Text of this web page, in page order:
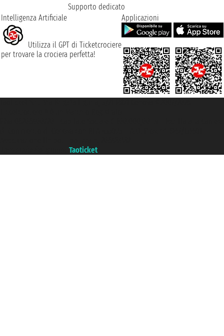
Supporto dedicato
Intelligenza Artificiale
Utilizza il GPT di Ticketcrociere
per trovare la crociera perfetta!
Applicazioni
Taoticket